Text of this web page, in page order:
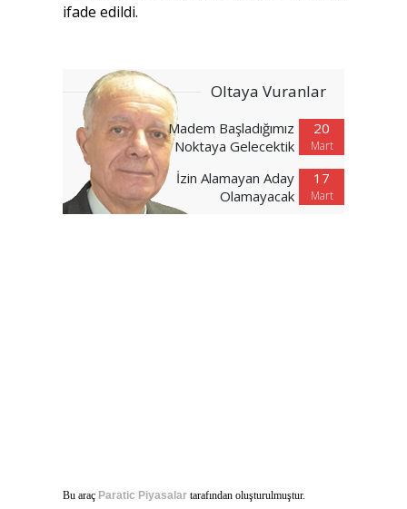
ifade edildi.
Oltaya Vuranlar
20
Mart
Madem Başladığımız
Noktaya Gelecektik
17
Mart
İzin Alamayan Aday
Olamayacak
Bu araç Paratic Piyasalar tarafından oluşturulmuştur.